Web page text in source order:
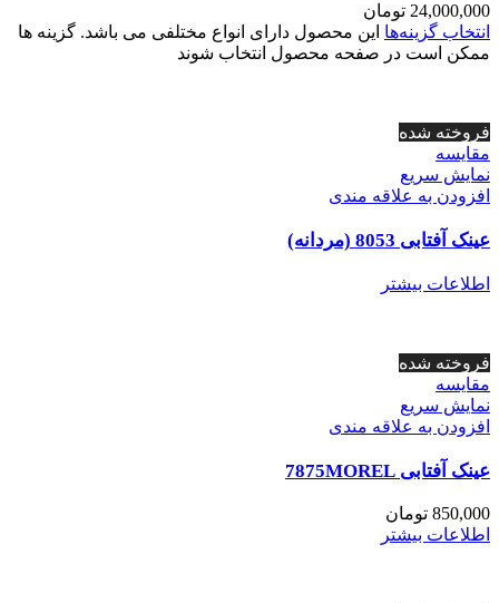
24,000,000 تومان
انتخاب گزینه‌ها این محصول دارای انواع مختلفی می باشد. گزینه ها
ممکن است در صفحه محصول انتخاب شوند
فروخته شده
مقايسه
نمایش سریع
افزودن به علاقه مندی
عینک آفتابی 8053 (مردانه)
اطلاعات بیشتر
فروخته شده
مقايسه
نمایش سریع
افزودن به علاقه مندی
عینک آفتابی 7875MOREL
850,000 تومان
اطلاعات بیشتر